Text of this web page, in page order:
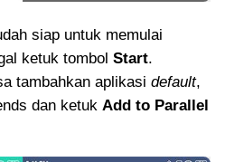
siap untuk memulai
ketuk tombol Start.
tambahkan aplikasi default,
dan ketuk Add to Parallel